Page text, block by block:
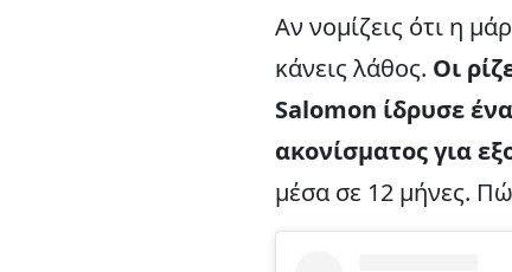
Αν νομίζεις ότι η
κάνεις λάθος. Οι
Salomon ίδρυσε
ακονίσματος για
μέσα σε 12 μήνες.